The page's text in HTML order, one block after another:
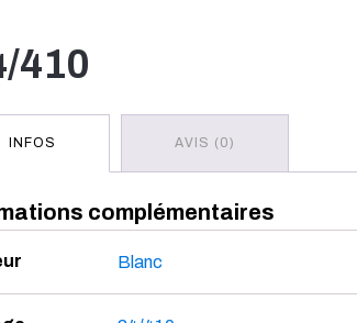
Bouteilles Hotfill
Bouteilles de
Pulvérisateur
410
INFOS AVIS (0)
complémentaires
Blanc